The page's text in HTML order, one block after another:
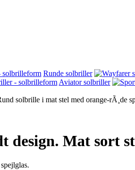
Runde solbriller
Aviator solbriller
Mat sort